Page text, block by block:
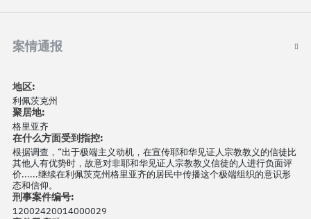
案情通报
地区:
利佩茨克州
聚居地:
格里亚齐
在什么方面受到指控:
根据调查，“出于极端主义动机，在宣传耶和华见证人宗教教义的信徒比
其他人有优势时，故意对非耶和华见证人宗教教义信徒的人进行负面评
价......继续在利佩茨克州格里亚齐的居民中传播这个极端组织的意识形
态和信仰。
刑事案件编号:
12002420014000029